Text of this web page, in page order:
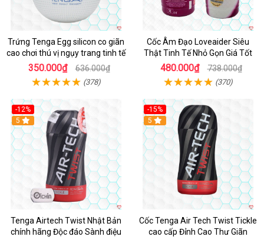
Trứng Tenga Egg silicon co giãn
cao chơi thú vị ngụy trang tinh tế
350.000₫ 636.000₫
(378)
Cốc Âm Đạo Loveaider Siêu
Thật Tinh Tế Nhỏ Gọn Giá Tốt
480.000₫ 738.000₫
(370)
-12%
Hot
5
Tenga Airtech Twist Nhật Bản
chính hãng Độc đáo Sành điệu
-15%
Hot
5
Cốc Tenga Air Tech Twist Tickle
cao cấp Đỉnh Cao Thư Giãn